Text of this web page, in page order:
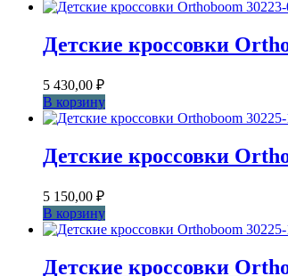
Детские кроссовки
5 430,00 ₽
В корзину
Детские кроссовки
5 150,00 ₽
В корзину
Детские кроссовки